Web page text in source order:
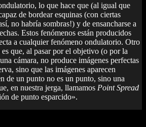
lo que hace que (al igual que
de bordear esquinas (con ciertas
no habría sombras!) y de ensancharse a
Estos fenómenos están producidos
a cualquier fenómeno ondulatorio. Otro
que, al pasar por el objetivo (o por la
cámara, no produce imágenes perfectas
sino que las imágenes aparecen
de un punto no es un punto, sino una
en nuestra jerga, llamamos Point Spread
de punto esparcido».